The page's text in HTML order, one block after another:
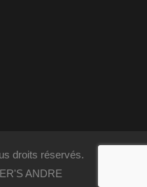
droits réservés.
ANDRE